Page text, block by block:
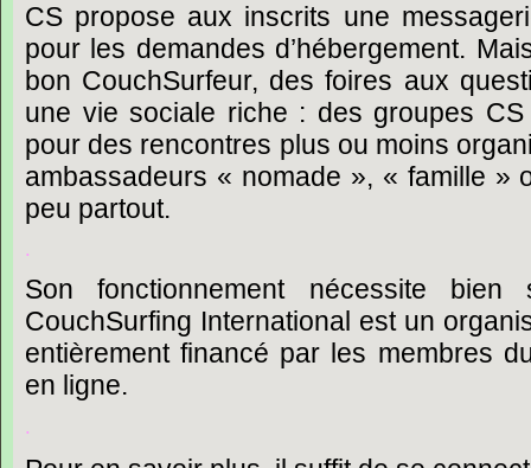
CS propose aux inscrits une
pour les demandes d’hébergement.
bon CouchSurfeur, des foires aux
une vie sociale riche : des groupes CS
pour des rencontres plus ou moins
ambassadeurs « nomade », « famille »
peu partout.
.
Son fonctionnement nécessite bien
CouchSurfing International est un
entièrement financé par les membres
en ligne.
.